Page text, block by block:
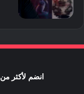
انضم لأكثر من 300 الف مشترك علي اليوتيوب